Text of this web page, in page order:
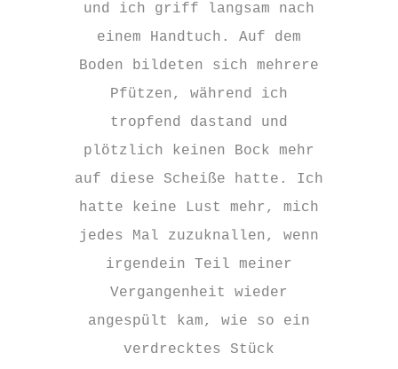
und ich griff langsam nach
einem Handtuch. Auf dem
Boden bildeten sich mehrere
Pfützen, während ich
tropfend dastand und
plötzlich keinen Bock mehr
auf diese Scheiße hatte. Ich
hatte keine Lust mehr, mich
jedes Mal zuzuknallen, wenn
irgendein Teil meiner
Vergangenheit wieder
angespült kam, wie so ein
verdrecktes Stück